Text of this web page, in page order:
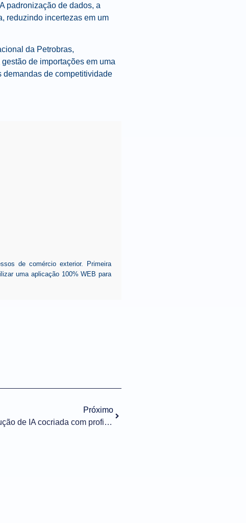
padronização de dados, a
reduzindo incertezas em um
da Petrobras,
de importações em uma
de competitividade
de comércio exterior. Primeira
uma aplicação 100% WEB para
Próximo
eComex lança Veritas, solução de IA cocriada com profissionais de comércio exterior